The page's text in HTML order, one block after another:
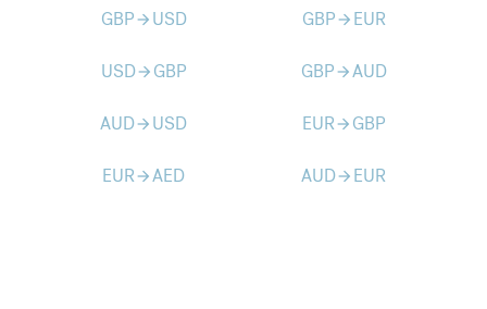
GBParrow_forward USD GBParrow_forward EUR
USDarrow_forward GBP GBParrow_forwardAUD
AUDarrow_forward USD EURarrow_forward GBP
EURarrow_forwardAED AUDarrow_forward EUR